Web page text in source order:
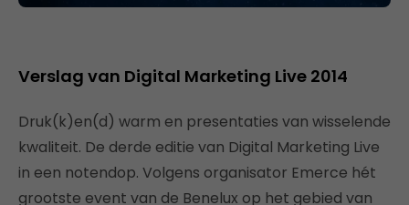
Verslag van Digital Marketing Live 2014
Druk(k)en(d) warm en presentaties van wisselende
kwaliteit. De derde editie van Digital Marketing Live
in een notendop. Volgens organisator Emerce hét
grootste event van de Benelux op het gebied van